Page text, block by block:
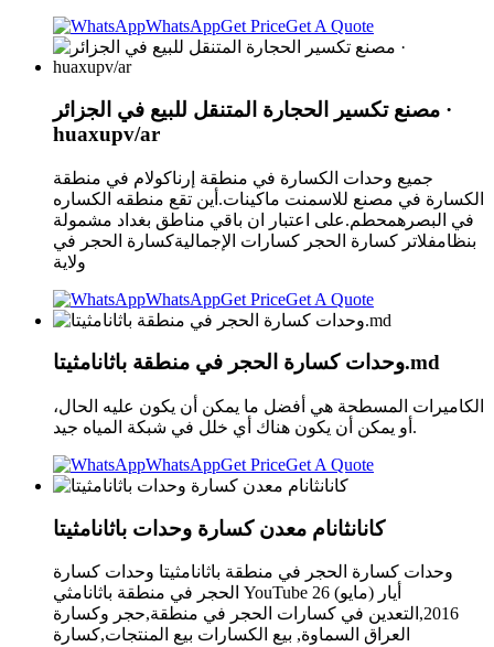
WhatsAppGet PriceGet A Quote
مصنع تكسير الحجارة المتنقل للبيع في الجزائر ·
huaxupv/ar
جميع وحدات الكسارة في منطقة إرناكولام في منطقة
الكسارة في مصنع للاسمنت ماكينات.أين تقع منطقه الكساره
في البصرهمحطم.على اعتبار ان باقي مناطق بغداد مشمولة
بنظامفلاتر كسارة الحجر كسارات الإجماليةكسارة الحجر في
ولاية
WhatsAppGet PriceGet A Quote
وحدات كسارة الحجر في منطقة باثانامثيتا.md
الكاميرات المسطحة هي أفضل ما يمكن أن يكون عليه الحال،
أو يمكن أن يكون هناك أي خلل في شبكة المياه جيد.
WhatsAppGet PriceGet A Quote
كانانثانام معدن كسارة وحدات باثانامثيتا
وحدات كسارة الحجر في منطقة باثانامثيتا وحدات كسارة
الحجر في منطقة باثانامثي YouTube 26 أيار (مايو)
2016,التعدين في كسارات الحجر في منطقة,حجر وكسارة
العراق السماوة, بيع الكسارات بيع المنتجات,كسارة